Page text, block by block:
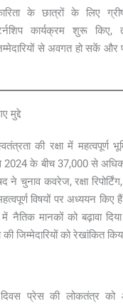
के छात्रों के लिए
कार्यक्रम शुरू किए,
से अवगत हो सकें और
मुद्दे
की रक्षा में महत्वपूर्ण
के बीच 37,000 से अधिक
ने चुनाव कवरेज, रक्षा
विषयों पर अध्ययन किए
में नैतिक मानकों को बढ़ावा
जिम्मेदारियों को रेखांकित
दिवस प्रेस की लोकतंत्र